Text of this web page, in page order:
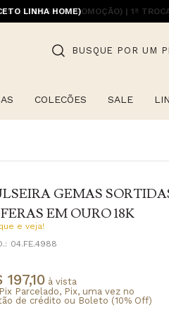
LINHA HOME)
BUSQUE POR UM
COLECÕES SALE
GEMAS
EM OURO 18K
e veja!
04.FE.4988
197,10à vista
Parcelado, Pix, uma vez no
de crédito ou Boleto (10% Off)